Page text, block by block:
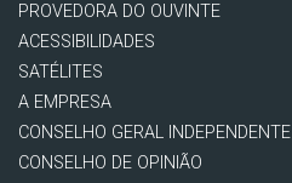
PROVEDORA DO OUVINTE
ACESSIBILIDADES
SATÉLITES
A EMPRESA
CONSELHO GERAL INDEPENDENTE
CONSELHO DE OPINIÃO